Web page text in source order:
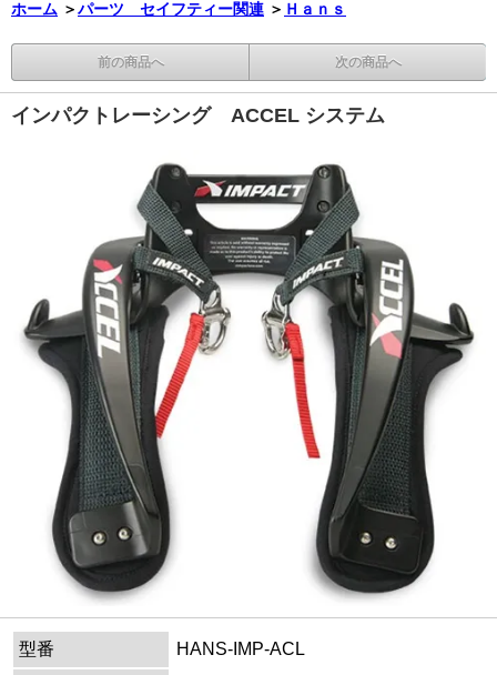
ホーム ＞パーツ セイフティー関連 ＞ Ｈａｎｓ
前の商品へ 次の商品へ
インパクトレーシング ACCEL システム
型番
HANS-IMP-ACL